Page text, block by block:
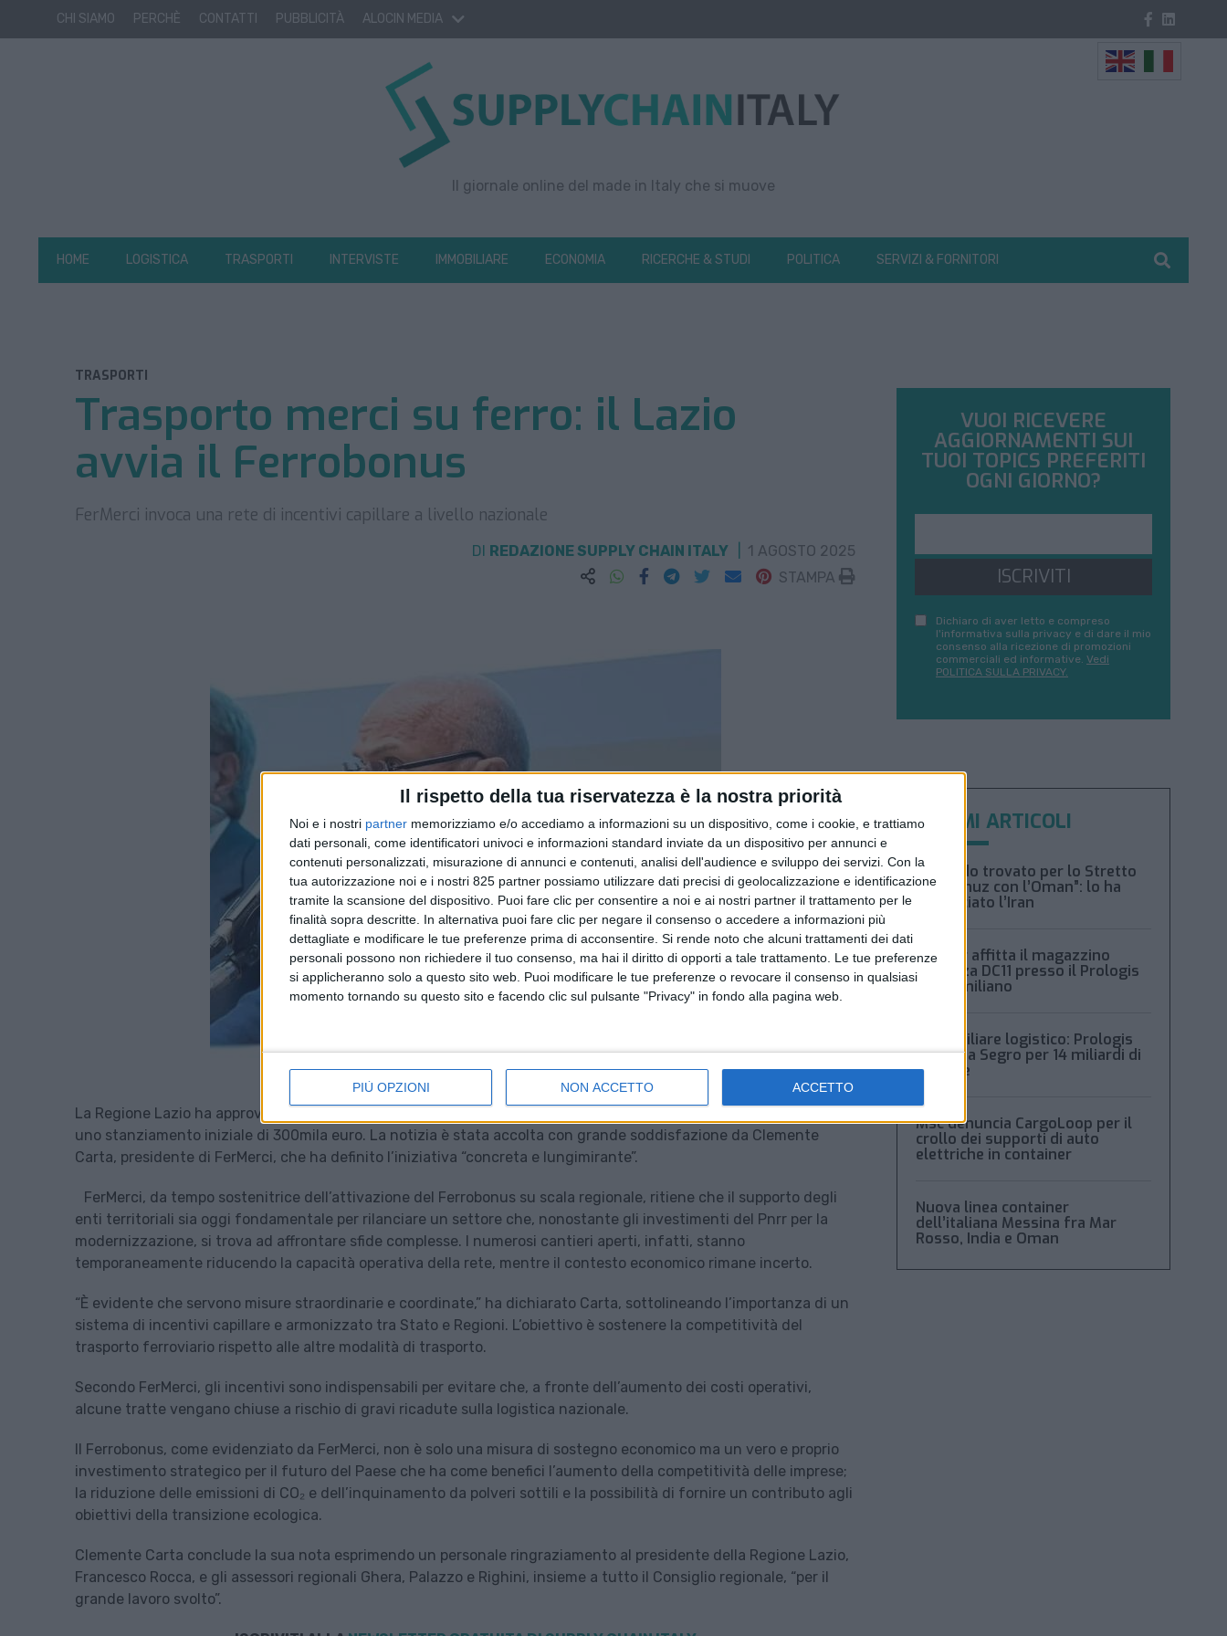
Il rispetto della tua riservatezza è la nostra priorità
Noi e i nostri partner memorizziamo e/o accediamo a informazioni su un dispositivo, come i cookie, e trattiamo
dati personali, come identificatori univoci e informazioni standard inviate da un dispositivo per annunci e
contenuti personalizzati, misurazione di annunci e contenuti, analisi dell'audience e sviluppo dei servizi. Con la
tua autorizzazione noi e i nostri 825 partner possiamo utilizzare dati precisi di geolocalizzazione e identificazione
tramite la scansione del dispositivo. Puoi fare clic per consentire a noi e ai nostri partner il trattamento per le
finalità sopra descritte. In alternativa puoi fare clic per negare il consenso o accedere a informazioni più
dettagliate e modificare le tue preferenze prima di acconsentire. Si rende noto che alcuni trattamenti dei dati
personali possono non richiedere il tuo consenso, ma hai il diritto di opporti a tale trattamento. Le tue preferenze
si applicheranno solo a questo sito web. Puoi modificare le tue preferenze o revocare il consenso in qualsiasi
momento tornando su questo sito e facendo clic sul pulsante "Privacy" in fondo alla pagina web.
PIÙ OPZIONI NON ACCETTO ACCETTO
CHI SIAMO PERCHÈ CONTATTI PUBBLICITÀ ALOCIN MEDIA
Il giornale online del made in Italy che si muove
HOME LOGISTICA TRASPORTI INTERVISTE IMMOBILIARE ECONOMIA RICERCHE & STUDI POLITICA SERVIZI & FORNITORI
TRASPORTI
Trasporto merci su ferro: il Lazio
avvia il Ferrobonus
FerMerci invoca una rete di incentivi capillare a livello nazionale
DI REDAZIONE SUPPLY CHAIN ITALY
1 AGOSTO 2025
STAMPA
La Regione Lazio ha approvato il Ferrobonus regionale, una misura a sostegno del trasporto merci su ferro con
uno stanziamento iniziale di 300mila euro. La notizia è stata accolta con grande soddisfazione da Clemente
Carta, presidente di FerMerci, che ha definito l’iniziativa “concreta e lungimirante”.
FerMerci, da tempo sostenitrice dell’attivazione del Ferrobonus su scala regionale, ritiene che il supporto degli
enti territoriali sia oggi fondamentale per rilanciare un settore che, nonostante gli investimenti del Pnrr per la
modernizzazione, si trova ad affrontare sfide complesse. I numerosi cantieri aperti, infatti, stanno
temporaneamente riducendo la capacità operativa della rete, mentre il contesto economico rimane incerto.
“È evidente che servono misure straordinarie e coordinate,” ha dichiarato Carta, sottolineando l’importanza di un
sistema di incentivi capillare e armonizzato tra Stato e Regioni. L’obiettivo è sostenere la competitività del
trasporto ferroviario rispetto alle altre modalità di trasporto.
Secondo FerMerci, gli incentivi sono indispensabili per evitare che, a fronte dell’aumento dei costi operativi,
alcune tratte vengano chiuse a rischio di gravi ricadute sulla logistica nazionale.
Il Ferrobonus, come evidenziato da FerMerci, non è solo una misura di sostegno economico ma un vero e proprio
investimento strategico per il futuro del Paese che ha come benefici l’aumento della competitività delle imprese;
la riduzione delle emissioni di CO₂ e dell’inquinamento da polveri sottili e la possibilità di fornire un contributo agli
obiettivi della transizione ecologica.
Clemente Carta conclude la sua nota esprimendo un personale ringraziamento al presidente della Regione Lazio,
Francesco Rocca, e gli assessori regionali Ghera, Palazzo e Righini, insieme a tutto il Consiglio regionale, “per il
grande lavoro svolto”.
VUOI RICEVERE
AGGIORNAMENTI SUI
TUOI TOPICS PREFERITI
OGNI GIORNO?
ISCRIVITI
Dichiaro di aver letto e compreso
l'informativa sulla privacy e di dare il mio
consenso alla ricezione di promozioni
commerciali ed informative. Vedi
POLITICA SULLA PRIVACY.
ULTIMI ARTICOLI
“Accordo trovato per lo Stretto
di Hormuz con l’Oman”: lo ha
annunciato l’Iran
Condor affitta il magazzino
Piacenza DC11 presso il Prologis
Park emiliano
Immobiliare logistico: Prologis
acquista Segro per 14 miliardi di
sterline
Msc denuncia CargoLoop per il
crollo dei supporti di auto
elettriche in container
Nuova linea container
dell’italiana Messina fra Mar
Rosso, India e Oman